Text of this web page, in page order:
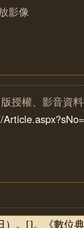
影像
授權、影音資